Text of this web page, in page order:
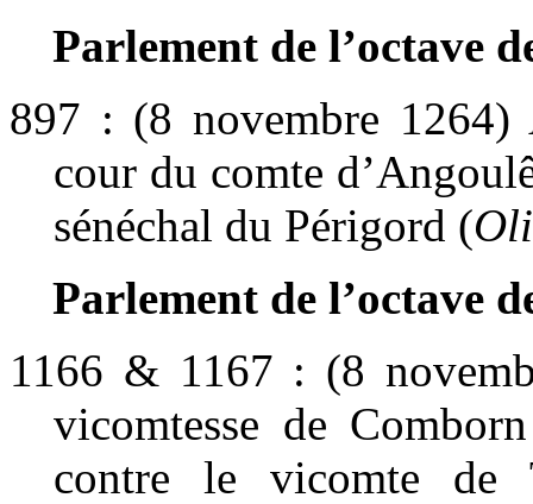
Parlement de l’octave
897 : (8 novembre 1264)
cour du comte
sénéchal du Périgord (
Parlement de l’octave
1166 & 1167 : (8
vicomtesse de
contre le vicomte de